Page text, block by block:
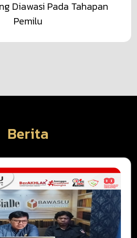
Diawasi Pada Tahapan
Pemilu
Berita